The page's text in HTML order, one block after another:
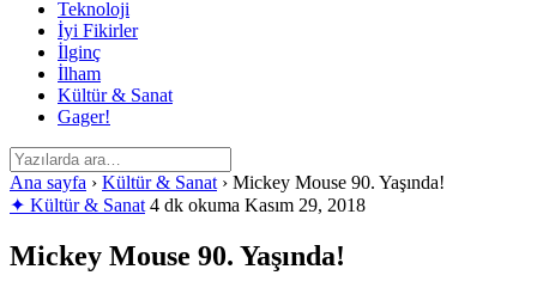
Teknoloji
İyi Fikirler
İlginç
İlham
Kültür & Sanat
Gager!
Ana sayfa › Kültür & Sanat › Mickey Mouse 90. Yaşında!
✦ Kültür & Sanat 4 dk okuma Kasım 29, 2018
Mickey Mouse 90. Yaşında!